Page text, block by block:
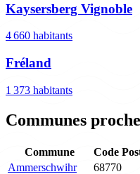
Kaysersberg Vignoble
4 660 habitants
Fréland
1 373 habitants
Communes
Commune Code
Ammerschwihr
68770